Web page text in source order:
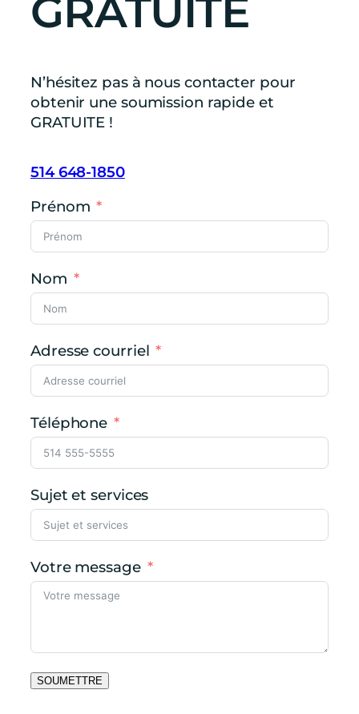
GRATUITE
N’hésitez pas à nous contacter pour
obtenir une soumission rapide et
GRATUITE !
514 648-1850
Prénom
Nom
Adresse courriel
Téléphone
Sujet et services
Votre message
SOUMETTRE